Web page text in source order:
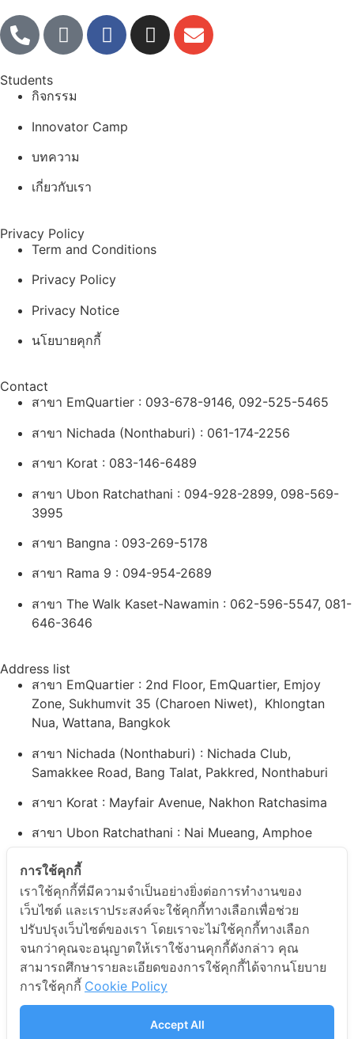
Students
กิจกรรม
Innovator Camp
บทความ
เกี่ยวกับเรา
Privacy Policy
Term and Conditions
Privacy Policy
Privacy Notice
นโยบายคุกกี้
Contact
สาขา EmQuartier : 093-678-9146, 092-525-5465
สาขา Nichada (Nonthaburi) : 061-174-2256
สาขา Korat : 083-146-6489
สาขา Ubon Ratchathani : 094-928-2899, 098-569-
3995
สาขา Bangna : 093-269-5178
สาขา Rama 9 : 094-954-2689
สาขา The Walk Kaset-Nawamin : 062-596-5547, 081-
646-3646
Address list
สาขา EmQuartier : 2nd Floor, EmQuartier, Emjoy
Zone, Sukhumvit 35 (Charoen Niwet), Khlongtan
Nua, Wattana, Bangkok
สาขา Nichada (Nonthaburi) : Nichada Club,
Samakkee Road, Bang Talat, Pakkred, Nonthaburi
สาขา Korat : Mayfair Avenue, Nakhon Ratchasima
สาขา Ubon Ratchathani : Nai Mueang, Amphoe
สาขา Bangna : 99, 41 Soi Rajvinit Bangkaew, Bang
Kaeo Subdistrict,Bang Phli District, Samut Prakan
สาขา Rama 9 : 11th Floor, Central Plaza Grand Rama
9 Tower, Education Zone, 9/9 Rama 9 Road, Huai
Khwang, Huai Khwang District,Bangkok
สาขา The Walk Kaset-Nawamin : 4th floor, The Walk
Kaset Nawamin, Bangkok
การใช้คุกกี้
เราใช้คุกกี้ที่มีความจำเป็นอย่างยิ่งต่อการทำงานของ
เว็บไซต์ และเราประสงค์จะใช้คุกกี้ทางเลือกเพื่อช่วย
ปรับปรุงเว็บไซต์ของเรา โดยเราจะไม่ใช้คุกกี้ทางเลือก
จนกว่าคุณจะอนุญาตให้เราใช้งานคุกกี้ดังกล่าว คุณ
สามารถศึกษารายละเอียดของการใช้คุกกี้ได้จากนโยบาย
การใช้คุกกี้ Cookie Policy
Accept All